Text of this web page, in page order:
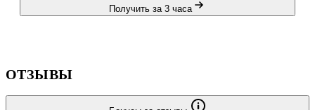
Получить за 3 часа
ОТЗЫВЫ